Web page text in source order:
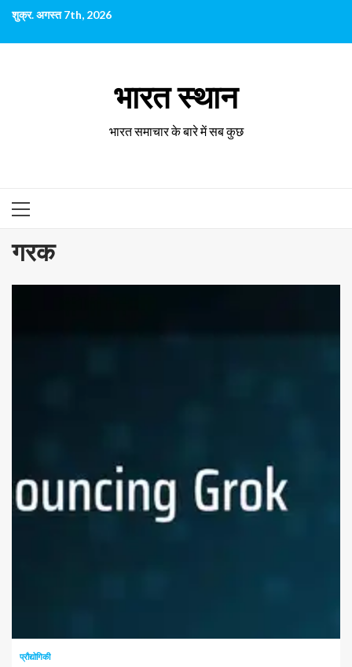
छोड़कर
सामग्री
पर
शुक्र. अगस्त 7th, 2026
भारत स्थान
भारत समाचार के बारे में सब कुछ
प्राथमिक
गरक
प्रौद्योगिकी